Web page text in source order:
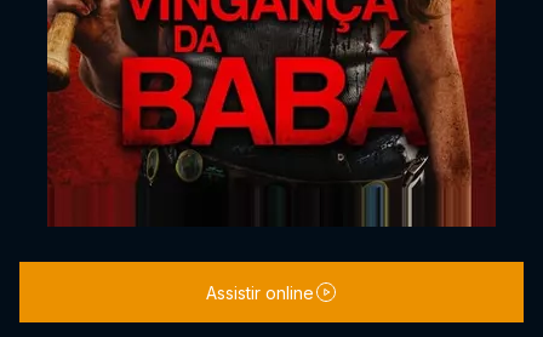
Assistir online